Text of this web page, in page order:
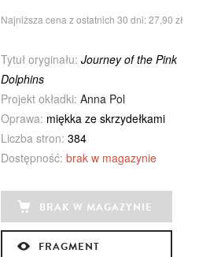
Najniższa cena z ostatnich 30 dni: 27,90 zł
Tytuł oryginału: Journey of the Pink
Dolphins
Projekt okładki: Anna Pol
Oprawa: miękka ze skrzydełkami
Liczba stron: 384
Dostępność: brak w magazynie
BRAK W MAGAZYNIE
FRAGMENT